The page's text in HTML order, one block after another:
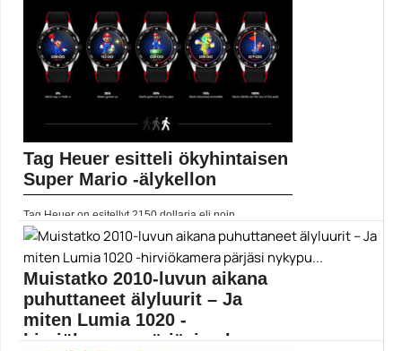
Facebook
Tag Heuer esitteli ökyhintaisen
Super Mario -älykellon
Tag Heuer on esitellyt 2150 dollaria eli noin...
Mobiiliuutiset
Muistatko 2010-luvun aikana
puhuttaneet älyluurit – Ja
miten Lumia 1020 -
hirviökamera pärjäsi nykypu...